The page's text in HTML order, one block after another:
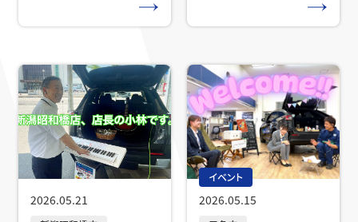
2026.05.21
イベント
2026.05.15